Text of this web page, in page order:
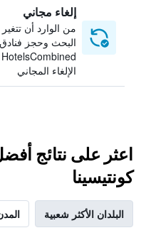
إلغاء مجاني
من الوارد أن
البحث وحجز
الإلغاء المجاني
اعثر على نتائج
كونتيسينا
البلدان الأكثر شعبية